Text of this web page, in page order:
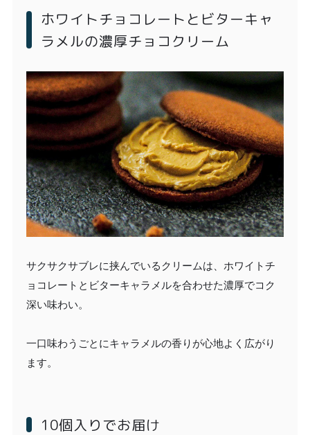
ホワイトチョコレートとビターキャ
ラメルの濃厚チョコクリーム
サクサクサブレに挟んでいるクリームは、ホワイトチ
ョコレートとビターキャラメルを合わせた濃厚でコク
深い味わい。
一口味わうごとにキャラメルの香りが心地よく広がり
ます。
10個入りでお届け